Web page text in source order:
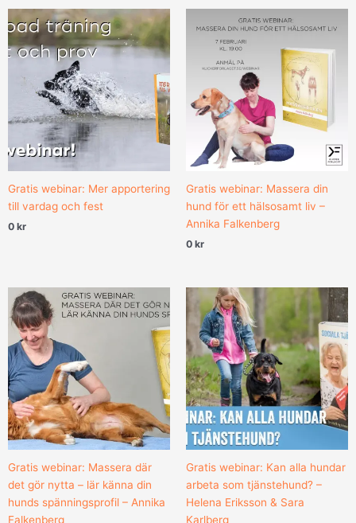
Gratis webinar: Mer apportering
till vardag och fest
0 kr
Gratis webinar: Massera din
hund för ett hälsosamt liv –
Annika Falkenberg
0 kr
Gratis webinar: Massera där
det gör nytta – lär känna din
hunds spänningsprofil – Annika
Falkenberg
Gratis webinar: Kan alla hundar
arbeta som tjänstehund? –
Helena Eriksson & Sara
Karlberg